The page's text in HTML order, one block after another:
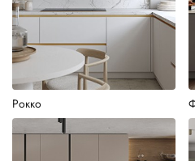
Рокко